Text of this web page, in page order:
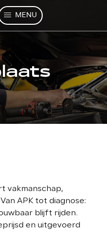
MENU
vakmanschap,
APK tot diagnose:
blijft rijden.
en uitgevoerd